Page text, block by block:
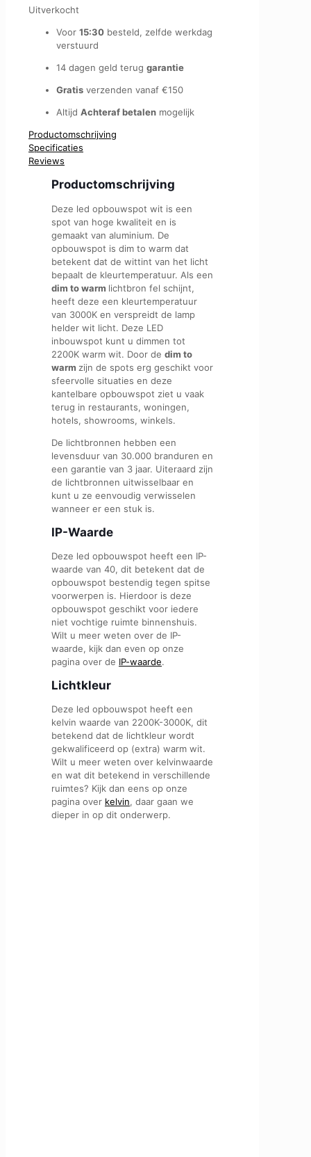
Uitverkocht
Voor 15:30 besteld, zelfde werkdag
verstuurd
14 dagen geld terug garantie
Gratis verzenden vanaf €150
Altijd Achteraf betalen mogelijk
Productomschrijving
Specificaties
Reviews
Productomschrijving
Deze led opbouwspot wit is een
spot van hoge kwaliteit en is
gemaakt van aluminium. De
opbouwspot is dim to warm dat
betekent dat de wittint van het licht
bepaalt de kleurtemperatuur. Als een
dim to warm lichtbron fel schijnt,
heeft deze een kleurtemperatuur
van 3000K en verspreidt de lamp
helder wit licht. Deze LED
inbouwspot kunt u dimmen tot
2200K warm wit. Door de dim to
warm zijn de spots erg geschikt voor
sfeervolle situaties en deze
kantelbare opbouwspot ziet u vaak
terug in restaurants, woningen,
hotels, showrooms, winkels.
De lichtbronnen hebben een
levensduur van 30.000 branduren en
een garantie van 3 jaar. Uiteraard zijn
de lichtbronnen uitwisselbaar en
kunt u ze eenvoudig verwisselen
wanneer er een stuk is.
IP-Waarde
Deze led opbouwspot heeft een IP-
waarde van 40, dit betekent dat de
opbouwspot bestendig tegen spitse
voorwerpen is. Hierdoor is deze
opbouwspot geschikt voor iedere
niet vochtige ruimte binnenshuis.
Wilt u meer weten over de IP-
waarde, kijk dan even op onze
pagina over de IP-waarde.
Lichtkleur
Deze led opbouwspot heeft een
kelvin waarde van 2200K-3000K, dit
betekend dat de lichtkleur wordt
gekwalificeerd op (extra) warm wit.
Wilt u meer weten over kelvinwaarde
en wat dit betekend in verschillende
ruimtes? Kijk dan eens op onze
pagina over kelvin, daar gaan we
dieper in op dit onderwerp.